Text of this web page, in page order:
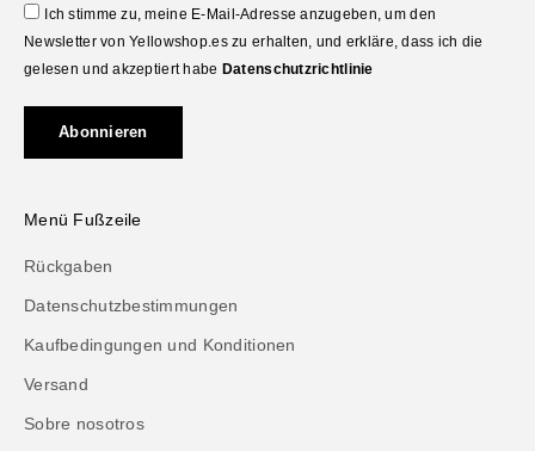
Ich stimme zu, meine E-Mail-Adresse anzugeben, um den
Newsletter von Yellowshop.es zu erhalten, und erkläre, dass ich die
gelesen und akzeptiert habe Datenschutzrichtlinie
Abonnieren
Menü Fußzeile
Rückgaben
Datenschutzbestimmungen
Kaufbedingungen und Konditionen
Versand
Sobre nosotros